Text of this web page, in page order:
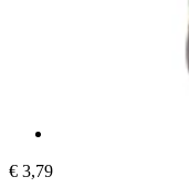
€ 3,79